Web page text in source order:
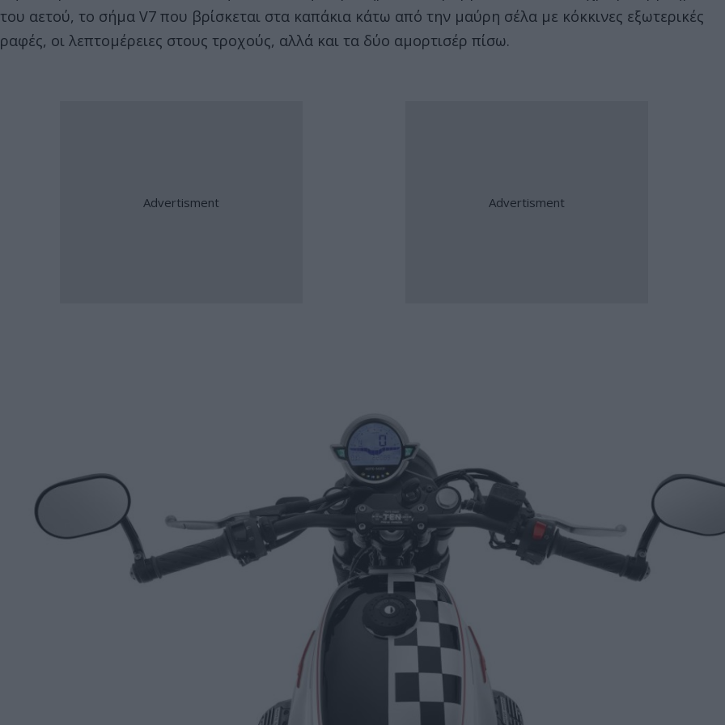
του αετού, το σήμα V7 που βρίσκεται στα καπάκια κάτω από την μαύρη σέλα με κόκκινες εξωτερικές
ραφές, οι λεπτομέρειες στους τροχούς, αλλά και τα δύο αμορτισέρ πίσω.